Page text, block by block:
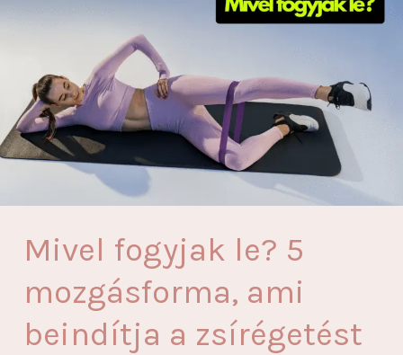
edzéstervekkel
Mivel fogyjak le? 5
mozgásforma, ami
beindítja a zsírégetést